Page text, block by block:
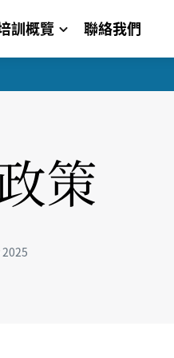
訓概覽 聯絡我們
策